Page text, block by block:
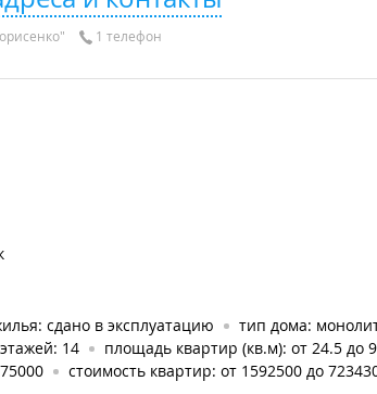
1 телефон
сдано в эксплуатацию
тип дома:
14
площадь квартир (кв.м): от 24.5 до
стоимость квартир: от 1592500 до